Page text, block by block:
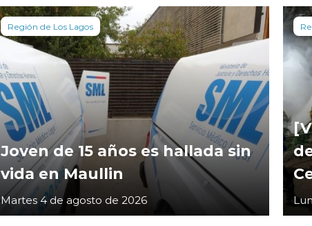
Región de Los Lagos
Joven de 15 años es hallada sin
vida en Maullin
Martes 4 de agosto de 2026